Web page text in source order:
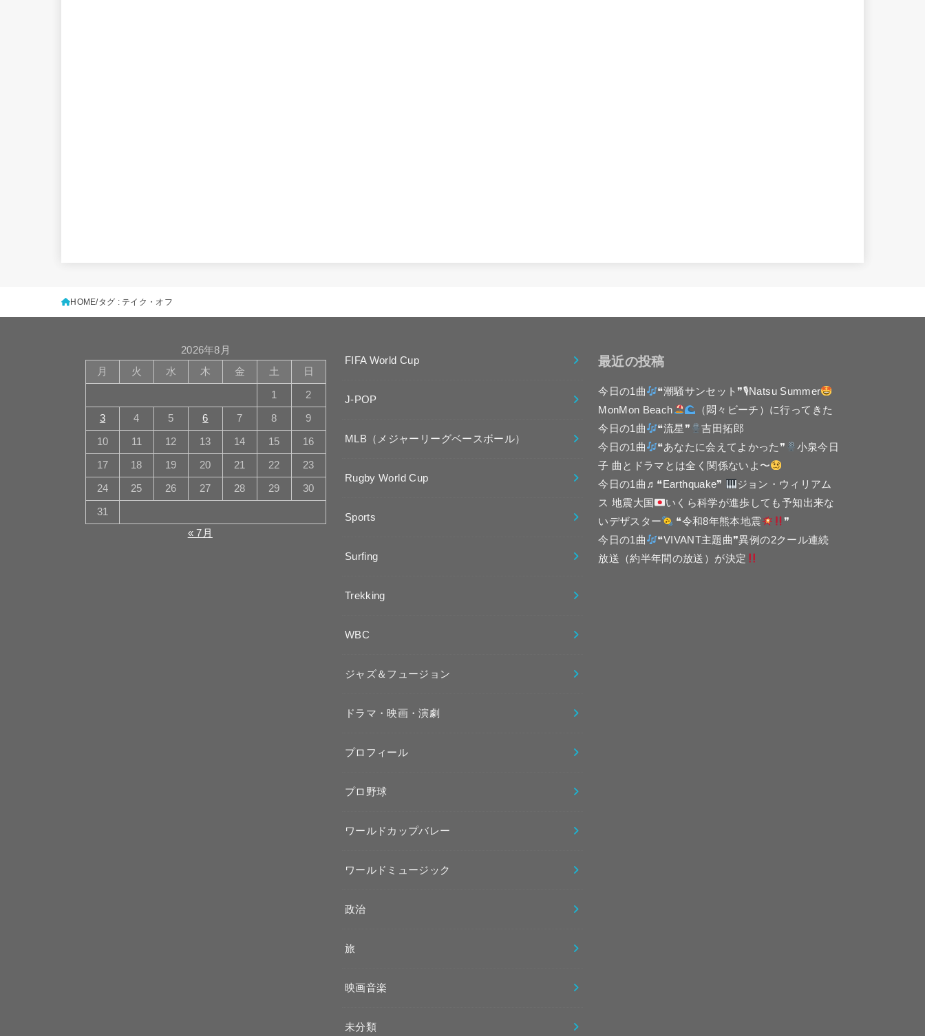
HOME タグ : テイク・オフ
2026年8月
月
火 水 木 金 土 日
1 2
3 4 5 6 7 8 9
10 11 12 13 14 15 16
17 18 19 20 21 22 23
24 25 26 27 28 29 30
31
« 7月
FIFA World Cup
J-POP
MLB（メジャーリーグベースボール）
Rugby World Cup
Sports
Surfing
Trekking
WBC
ジャズ＆フュージョン
ドラマ・映画・演劇
プロフィール
プロ野球
ワールドカップバレー
ワールドミュージック
政治
旅
映画音楽
未分類
最近の投稿
今日の1曲
❝潮騒サンセット❞🎙Natsu Summer
MonMon Beach
（悶々ビーチ）に行ってきた
今日の1曲
❝流星❞
吉田拓郎
今日の1曲
❝あなたに会えてよかった❞
小泉今日
子 曲とドラマとは全く関係ないよ〜
今日の1曲♬❝Earthquake❞
ジョン・ウィリアム
ス 地震大国
いくら科学が進歩しても予知出来な
いデザスター
❝令和8年熊本地震
❞
今日の1曲
❝VIVANT主題曲❞異例の2クール連続
放送（約半年間の放送）が決定